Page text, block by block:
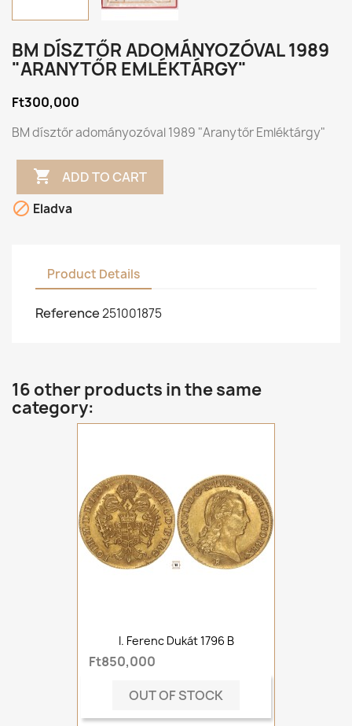
BM DÍSZTŐR ADOMÁNYOZÓVAL 1989
"ARANYTŐR EMLÉKTÁRGY"
Ft300,000
BM dísztőr adományozóval 1989 "Aranytőr Emléktárgy"
 ADD TO CART
 Eladva
Product Details
Reference251001875
16 other products in the same
category:
I. Ferenc Dukát 1796 B
Ft850,000
OUT OF STOCK